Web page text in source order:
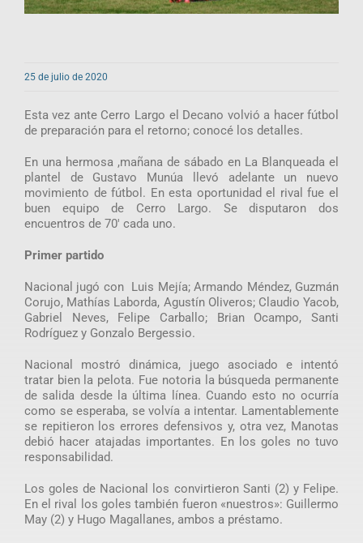
25 de julio de 2020
Esta vez ante Cerro Largo el Decano volvió a hacer fútbol
de preparación para el retorno; conocé los detalles.
En una hermosa ,mañana de sábado en La Blanqueada el
plantel de Gustavo Munúa llevó adelante un nuevo
movimiento de fútbol. En esta oportunidad el rival fue el
buen equipo de Cerro Largo. Se disputaron dos
encuentros de 70′ cada uno.
Primer partido
Nacional jugó con Luis Mejía; Armando Méndez, Guzmán
Corujo, Mathías Laborda, Agustín Oliveros; Claudio Yacob,
Gabriel Neves, Felipe Carballo; Brian Ocampo, Santi
Rodríguez y Gonzalo Bergessio.
Nacional mostró dinámica, juego asociado e intentó
tratar bien la pelota. Fue notoria la búsqueda permanente
de salida desde la última línea. Cuando esto no ocurría
como se esperaba, se volvía a intentar. Lamentablemente
se repitieron los errores defensivos y, otra vez, Manotas
debió hacer atajadas importantes. En los goles no tuvo
responsabilidad.
Los goles de Nacional los convirtieron Santi (2) y Felipe.
En el rival los goles también fueron «nuestros»: Guillermo
May (2) y Hugo Magallanes, ambos a préstamo.